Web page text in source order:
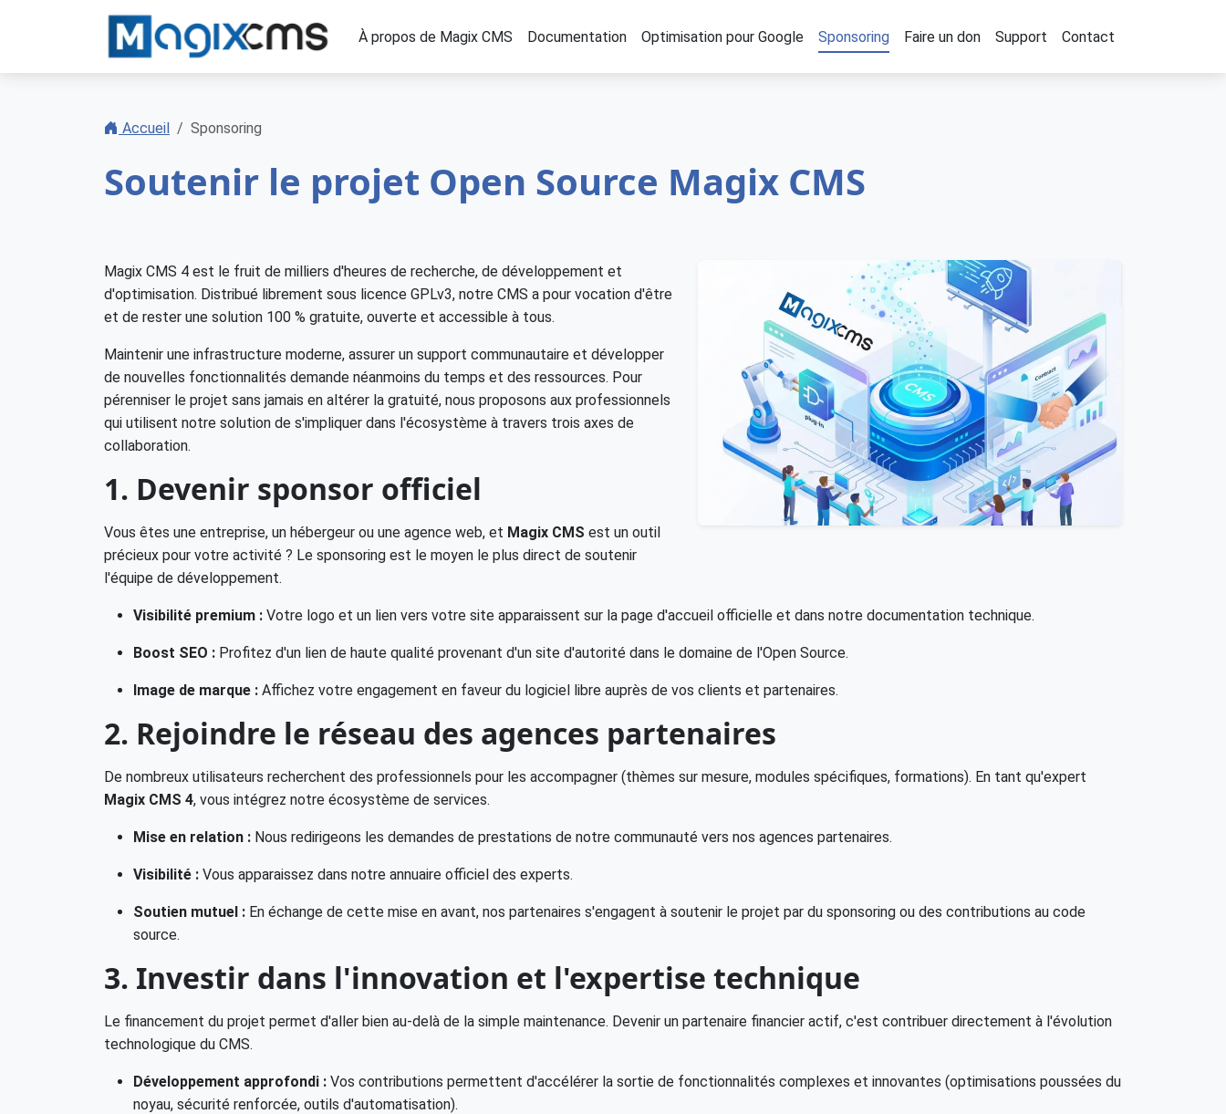
À propos de Magix CMS Documentation Optimisation pour Google Sponsoring Faire un don Support Contact
Accueil Sponsoring
Soutenir le projet Open Source Magix CMS
Magix CMS 4 est le fruit de milliers d'heures de recherche, de développement et
d'optimisation. Distribué librement sous licence GPLv3, notre CMS a pour vocation d'être
et de rester une solution 100 % gratuite, ouverte et accessible à tous.
Maintenir une infrastructure moderne, assurer un support communautaire et développer
de nouvelles fonctionnalités demande néanmoins du temps et des ressources. Pour
pérenniser le projet sans jamais en altérer la gratuité, nous proposons aux professionnels
qui utilisent notre solution de s'impliquer dans l'écosystème à travers trois axes de
collaboration.
1. Devenir sponsor officiel
Vous êtes une entreprise, un hébergeur ou une agence web, et Magix CMS est un outil
précieux pour votre activité ? Le sponsoring est le moyen le plus direct de soutenir
l'équipe de développement.
Visibilité premium : Votre logo et un lien vers votre site apparaissent sur la page d'accueil officielle et dans notre documentation technique.
Boost SEO : Profitez d'un lien de haute qualité provenant d'un site d'autorité dans le domaine de l'Open Source.
Image de marque : Affichez votre engagement en faveur du logiciel libre auprès de vos clients et partenaires.
2. Rejoindre le réseau des agences partenaires
De nombreux utilisateurs recherchent des professionnels pour les accompagner (thèmes sur mesure, modules spécifiques, formations). En tant qu'expert
Magix CMS 4, vous intégrez notre écosystème de services.
Mise en relation : Nous redirigeons les demandes de prestations de notre communauté vers nos agences partenaires.
Visibilité : Vous apparaissez dans notre annuaire officiel des experts.
Soutien mutuel : En échange de cette mise en avant, nos partenaires s'engagent à soutenir le projet par du sponsoring ou des contributions au code
source.
3. Investir dans l'innovation et l'expertise technique
Le financement du projet permet d'aller bien au-delà de la simple maintenance. Devenir un partenaire financier actif, c'est contribuer directement à l'évolution
technologique du CMS.
Développement approfondi : Vos contributions permettent d'accélérer la sortie de fonctionnalités complexes et innovantes (optimisations poussées du
noyau, sécurité renforcée, outils d'automatisation).